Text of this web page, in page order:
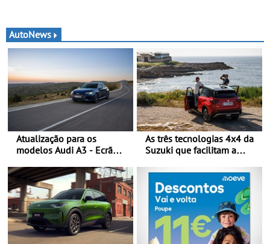
AutoNews
Atualização para os
modelos Audi A3 - Ecrã
condução adaptativo plus,
estacion. assistido e
assistente de marcha-atrás
As três tecnologias 4x4 da
Suzuki que facilitam a
férias - A Suzuki
disponibiliza quatro
sistemas de tração integral
adaptados a diferentes
veículos e estilos de
condução